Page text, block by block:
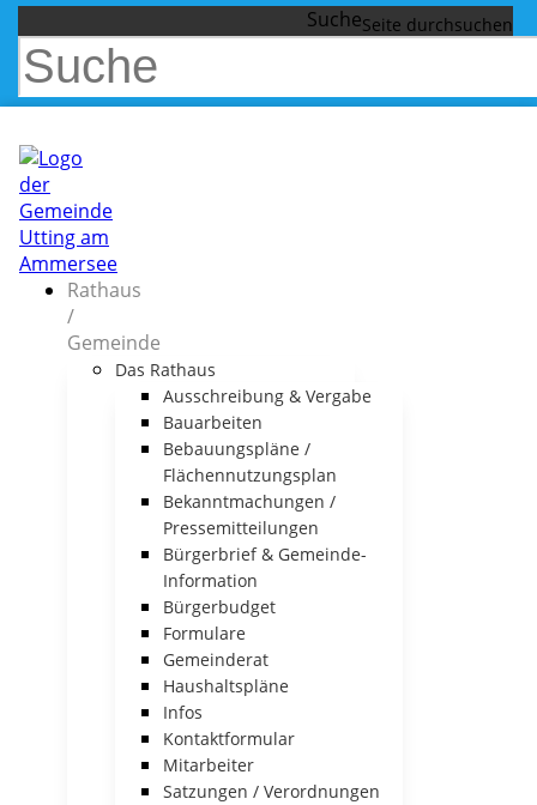
Suche
Rathaus
/
Gemeinde
Das Rathaus
Ausschreibung & Vergabe
Bauarbeiten
Bebauungspläne /
Flächennutzungsplan
Bekanntmachungen /
Pressemitteilungen
Bürgerbrief & Gemeinde-
Information
Bürgerbudget
Formulare
Gemeinderat
Haushaltspläne
Infos
Kontaktformular
Mitarbeiter
Satzungen / Verordnungen